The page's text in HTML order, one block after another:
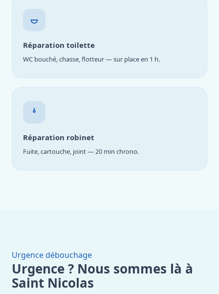
Réparation toilette
WC bouché, chasse, flotteur — sur place en 1 h.
Réparation robinet
Fuite, cartouche, joint — 20 min chrono.
Urgence débouchage
Urgence ? Nous sommes là à
Saint Nicolas